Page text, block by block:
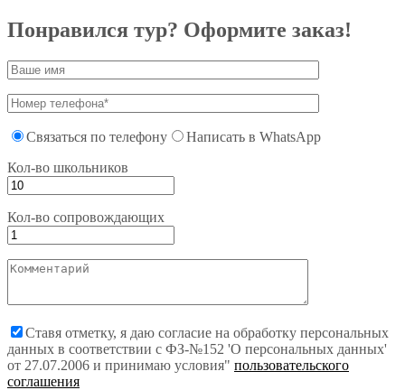
Понравился тур? Оформите заказ!
Связаться по телефону
Написать в WhatsApp
Кол-во школьников
Кол-во сопровождающих
Ставя отметку, я даю согласие на обработку персональных
данных в соответствии с ФЗ-№152 'О персональных данных'
от 27.07.2006 и принимаю условия" пользовательского
соглашения